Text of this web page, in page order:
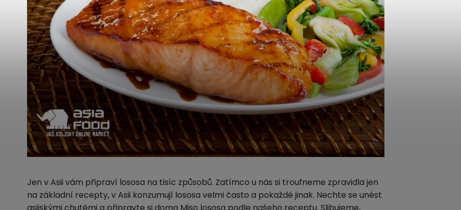
Jen v Asii vám připraví lososa na tisíc způsobů. Zatímco u nás si troufneme zpravidla jen
na základní recepty, v Asii konzumují lososa velmi často a pokaždé jinak. Nechte se unést
asijskými chutěmi a připravte si doma Miso lososa podle našeho receptu. Slibujeme,